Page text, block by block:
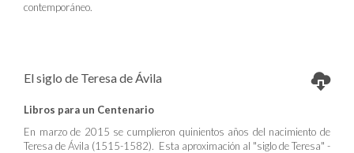
contemporáneo.
El siglo de Teresa de Ávila
Libros para un Centenario
En marzo de 2015 se cumplieron quinientos años del nacimiento de
Teresa de Ávila (1515-1582). Esta aproximación al "siglo de Teresa" -